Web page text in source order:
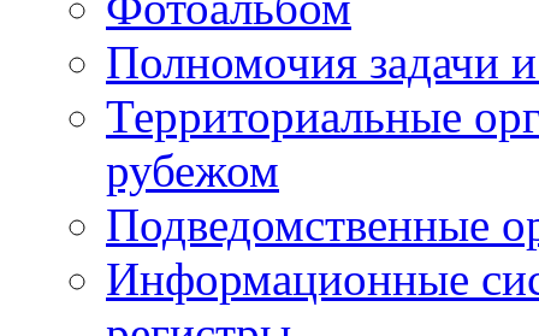
Полномочия задачи
Территориальные
рубежом
Подведомственные
Информационные